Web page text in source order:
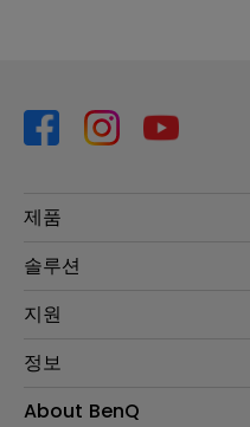
제품
프로젝터
조명
솔루션
Eye-Care 모니터
e스포츠
비즈니스 디스플레이
지원
문의
서비스센터
정보
프로젝터 거리계산기
About BenQ